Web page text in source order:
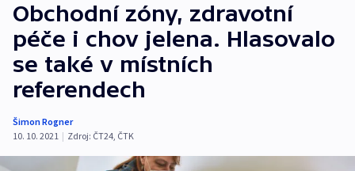
Obchodní zóny, zdravotní
péče i chov jelena. Hlasovalo
se také v místních
referendech
Šimon Rogner
10. 10. 2021 | Zdroj: ČT24, ČTK